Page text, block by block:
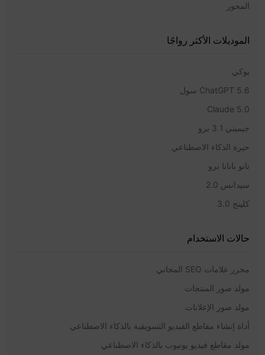
المحور
الموديلات الأكثر رواجًا
يوكي
ChatGPT 5.6 سول
Claude 5.0
جيميني 3.1 برو
حيرة الذكاء الاصطناعي
نانو بانانا برو
سيدانس 2.0
كلينج 3.0
حالات الاستخدام
محرر علامات SEO المجاني
مولد صور المنتجات
مولد صور الإعلانات
أداة إنشاء مقاطع الفيديو التسويقية بالذكاء الاصطناعي
مولد مقاطع فيديو يوتيوب بالذكاء الاصطناعي